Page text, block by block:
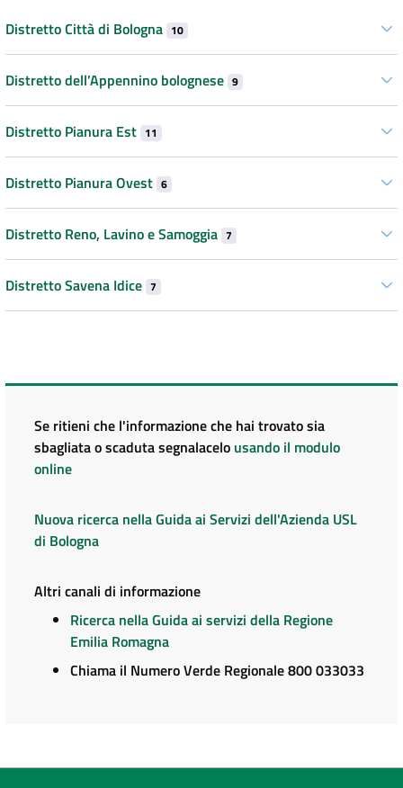
Distretto Città di Bologna 10
Distretto dell’Appennino bolognese 9
Distretto Pianura Est 11
Distretto Pianura Ovest 6
Distretto Reno, Lavino e Samoggia 7
Distretto Savena Idice 7
Se ritieni che l'informazione che hai trovato sia
sbagliata o scaduta segnalacelo usando il modulo
online
Nuova ricerca nella Guida ai Servizi dell'Azienda USL
di Bologna
Altri canali di informazione
Ricerca nella Guida ai servizi della Regione
Emilia Romagna
Chiama il Numero Verde Regionale 800 033033